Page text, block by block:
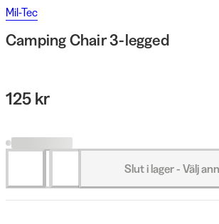
Mil-Tec
Camping Chair 3-legged
125 kr
Slut i lager - Välj